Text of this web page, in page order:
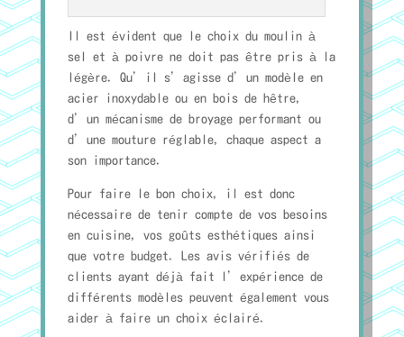
Il est évident que le choix du moulin à
sel et à poivre ne doit pas être pris à la
légère. Qu’il s’agisse d’un modèle en
acier inoxydable ou en bois de hêtre,
d’un mécanisme de broyage performant ou
d’une mouture réglable, chaque aspect a
son importance.
Pour faire le bon choix, il est donc
nécessaire de tenir compte de vos besoins
en cuisine, vos goûts esthétiques ainsi
que votre budget. Les avis vérifiés de
clients ayant déjà fait l’expérience de
différents modèles peuvent également vous
aider à faire un choix éclairé.